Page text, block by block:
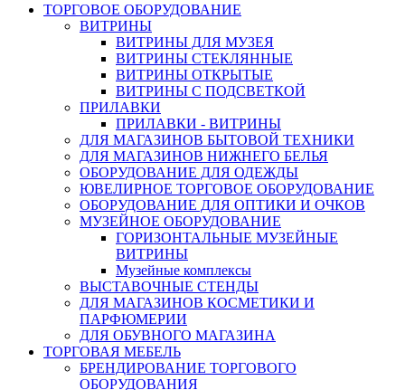
ТОРГОВОЕ ОБОРУДОВАНИЕ
ВИТРИНЫ
ВИТРИНЫ ДЛЯ МУЗЕЯ
ВИТРИНЫ СТЕКЛЯННЫЕ
ВИТРИНЫ ОТКРЫТЫЕ
ВИТРИНЫ С ПОДСВЕТКОЙ
ПРИЛАВКИ
ПРИЛАВКИ - ВИТРИНЫ
ДЛЯ МАГАЗИНОВ БЫТОВОЙ ТЕХНИКИ
ДЛЯ МАГАЗИНОВ НИЖНЕГО БЕЛЬЯ
ОБОРУДОВАНИЕ ДЛЯ ОДЕЖДЫ
ЮВЕЛИРНОЕ ТОРГОВОЕ ОБОРУДОВАНИЕ
ОБОРУДОВАНИЕ ДЛЯ ОПТИКИ И ОЧКОВ
МУЗЕЙНОЕ ОБОРУДОВАНИЕ
ГОРИЗОНТАЛЬНЫЕ МУЗЕЙНЫЕ
ВИТРИНЫ
Музейные комплексы
ВЫСТАВОЧНЫЕ СТЕНДЫ
ДЛЯ МАГАЗИНОВ КОСМЕТИКИ И
ПАРФЮМЕРИИ
ДЛЯ ОБУВНОГО МАГАЗИНА
ТОРГОВАЯ МЕБЕЛЬ
БРЕНДИРОВАНИЕ ТОРГОВОГО
ОБОРУДОВАНИЯ